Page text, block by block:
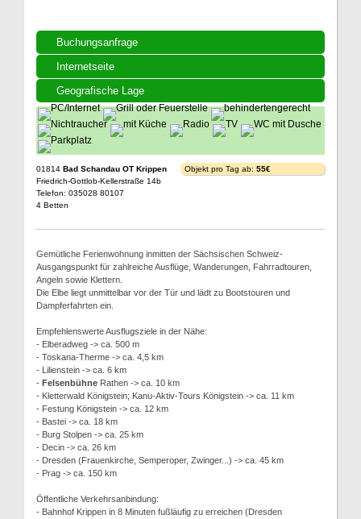
Buchungsanfrage
Internetseite
Geografische Lage
01814 Bad Schandau OT Krippen
Friedrich-Gottlob-Kellerstraße 14b
Telefon: 035028 80107
4 Betten
Objekt pro Tag ab: 55€
Gemütliche Ferienwohnung inmitten der Sächsischen Schweiz-
Ausgangspunkt für zahlreiche Ausflüge, Wanderungen, Fahrradtouren,
Angeln sowie Klettern.
Die Elbe liegt unmittelbar vor der Tür und lädt zu Bootstouren und
Dampferfahrten ein.
Empfehlenswerte Ausflugsziele in der Nähe:
- Elberadweg -> ca. 500 m
- Toskana-Therme -> ca. 4,5 km
- Lilienstein -> ca. 6 km
- Felsenbühne Rathen -> ca. 10 km
- Kletterwald Königstein; Kanu-Aktiv-Tours Königstein -> ca. 11 km
- Festung Königstein -> ca. 12 km
- Bastei -> ca. 18 km
- Burg Stolpen -> ca. 25 km
- Decin -> ca. 26 km
- Dresden (Frauenkirche, Semperoper, Zwinger...) -> ca. 45 km
- Prag -> ca. 150 km
Öffentliche Verkehrsanbindung:
- Bahnhof Krippen in 8 Minuten fußläufig zu erreichen (Dresden